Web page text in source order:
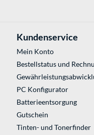
Kundenservice
Mein Konto
Bestellstatus und
PC Konfigurator
Batterieentsorgung
Gutschein
Tinten- und Tonerfinder